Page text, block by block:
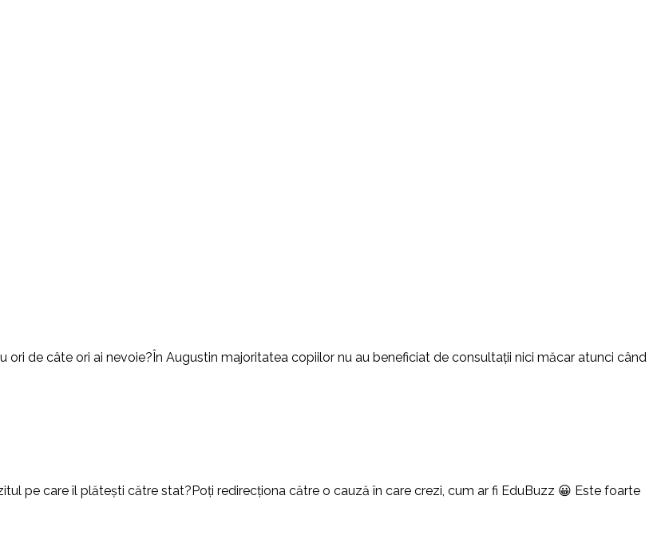
de câte ori ai nevoie?În Augustin majoritatea copiilor nu au beneficiat de consultații nici măcar atunci când
pe care îl plătești către stat?Poți redirecționa către o cauză în care crezi, cum ar fi EduBuzz 😀 Este foarte